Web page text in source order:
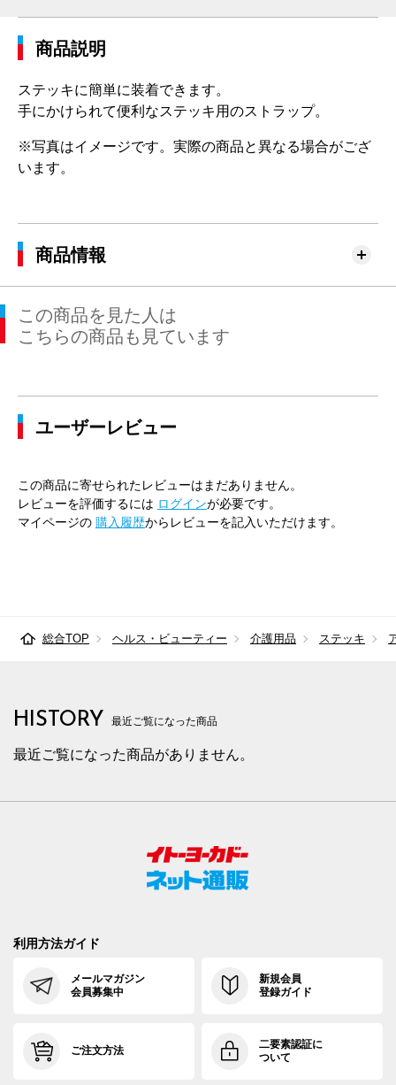
商品説明
ステッキに簡単に装着できます。
手にかけられて便利なステッキ用のストラップ。
※写真はイメージです。実際の商品と異なる場合がござ
います。
商品情報
この商品を見た人は
こちらの商品も見ています
ユーザーレビュー
この商品に寄せられたレビューはまだありません。
レビューを評価するには ログインが必要です。
マイページの 購入履歴からレビューを記入いただけます。
総合TOP ヘルス・ビューティー 介護用品 ステッキ
HISTORY 最近ご覧になった商品
最近ご覧になった商品がありません。
利用方法ガイド
メールマガジン
会員募集中
新規会員
登録ガイド
ご注文方法
二要素認証に
ついて